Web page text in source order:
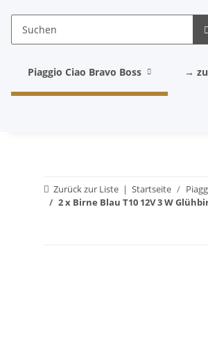
Piaggio Ciao Bravo Boss →
Zurück zur Liste Startseite
2 x Birne Blau T10 12V 3 W